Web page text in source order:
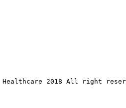
Healthcare 2018 All right